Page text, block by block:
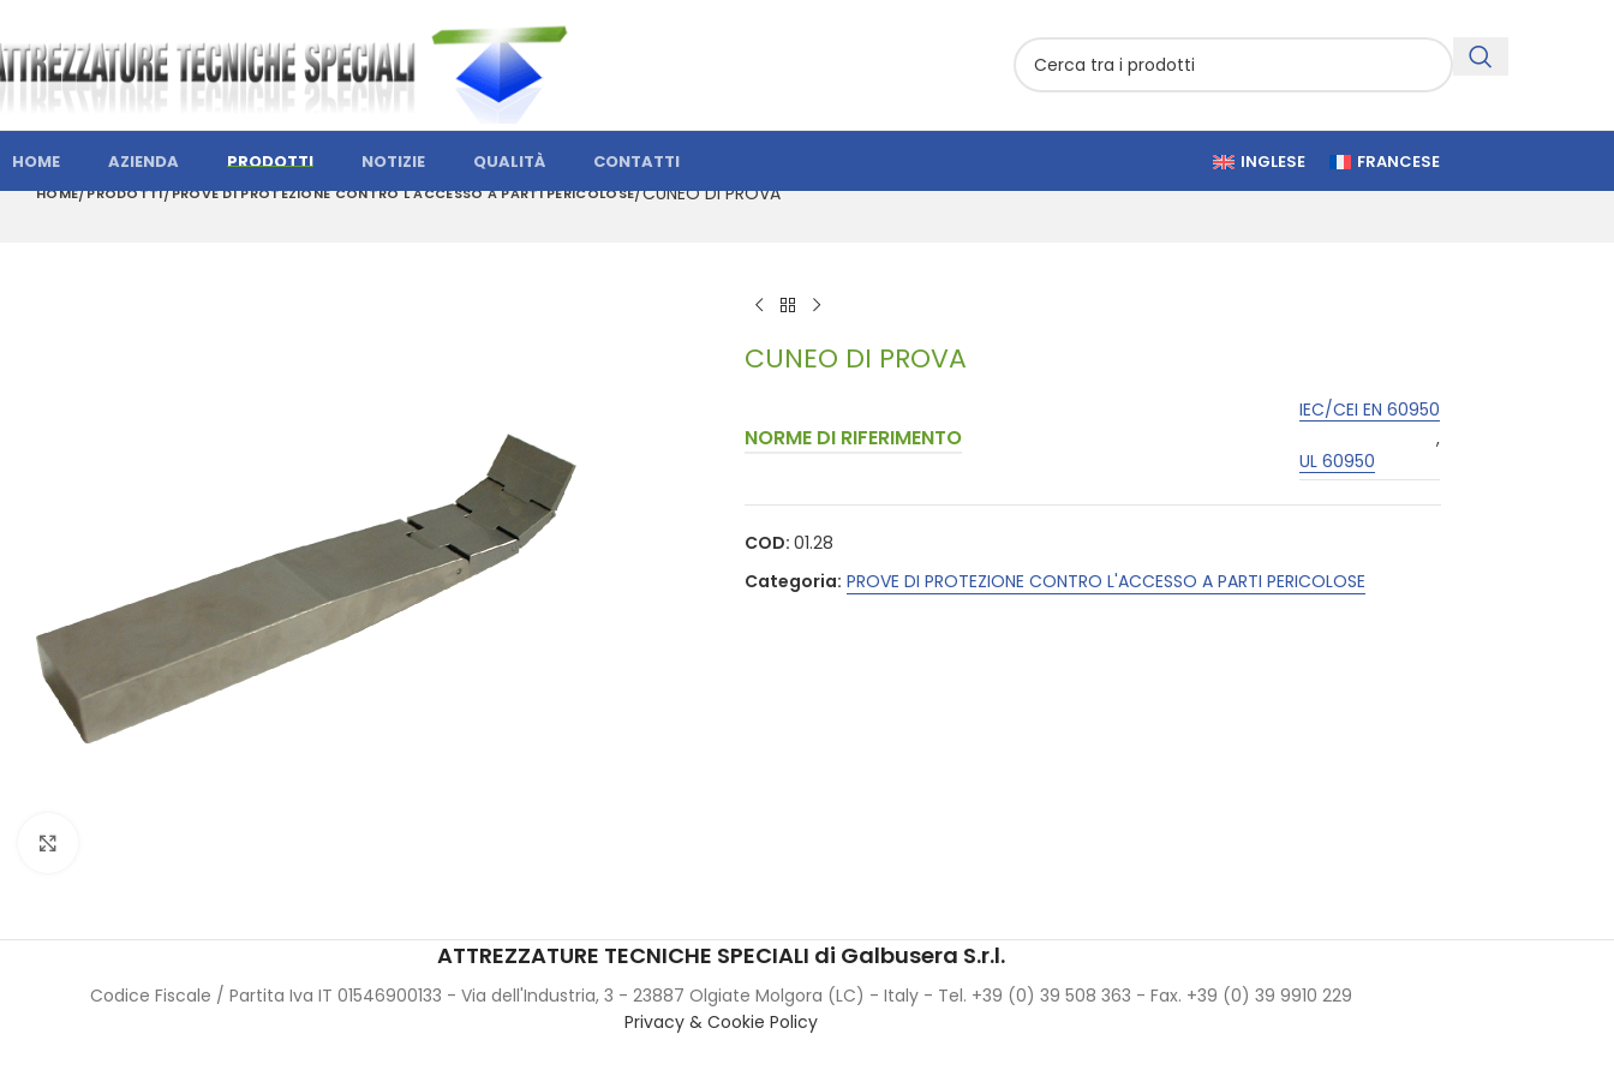
HOME AZIENDA PRODOTTI NOTIZIE QUALITÀ CONTATTI INGLESE FRANCESE
HOME PRODOTTI PROVE DI PROTEZIONE CONTRO L'ACCESSO A PARTI PERICOLOSE CUNEO DI PROVA
CUNEO DI PROVA
NORME DI RIFERIMENTO
IEC/CEI EN 60950
,
UL 60950
COD: 01.28
Categoria: PROVE DI PROTEZIONE CONTRO L'ACCESSO A PARTI PERICOLOSE
ATTREZZATURE TECNICHE SPECIALI di Galbusera S.r.l.
Codice Fiscale / Partita Iva IT 01546900133 - Via dell'Industria, 3 - 23887 Olgiate Molgora (LC) - Italy - Tel. +39 (0) 39 508 363 - Fax. +39 (0) 39 9910 229
Privacy & Cookie Policy